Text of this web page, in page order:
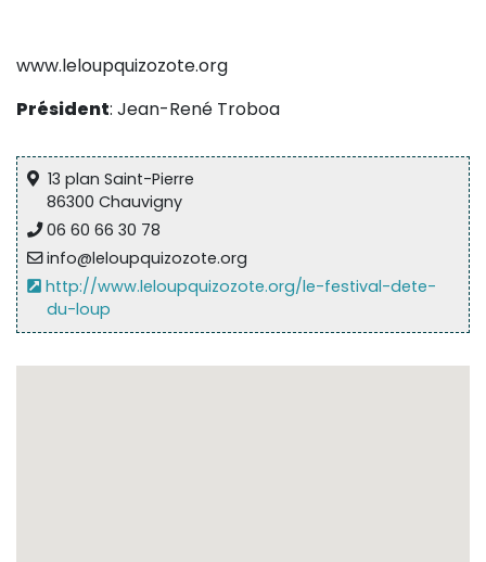
www.leloupquizozote.org
Président: Jean-René Troboa
13 plan Saint-Pierre
86300 Chauvigny
06 60 66 30 78
info@leloupquizozote.org
http://www.leloupquizozote.org/le-festival-dete-
du-loup